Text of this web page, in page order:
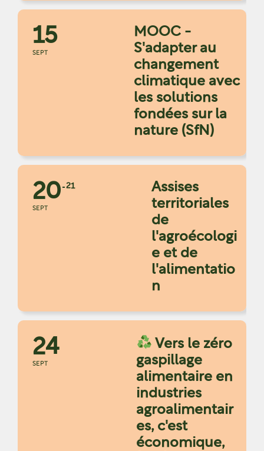
15
SEPT
MOOC -
S'adapter au
changement
climatique avec
les solutions
fondées sur la
nature (SfN)
20
SEPT
21
Assises
territoriales
de
l'agroécologi
e et de
l'alimentatio
n
24
SEPT
Vers le zéro
gaspillage
alimentaire en
industries
agroalimentair
es, c'est
économique,